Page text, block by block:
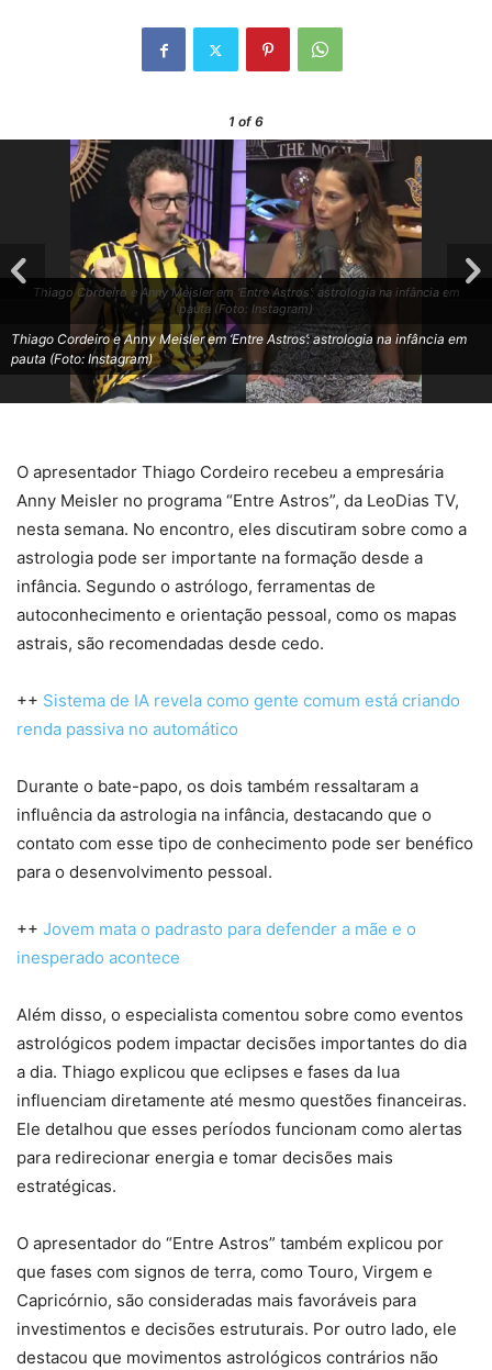
1 of 6
Thiago Cordeiro e Anny Meisler em ‘Entre Astros’: astrologia na infância em
pauta (Foto: Instagram)
Thiago Cordeiro e Anny Meisler em ‘Entre Astros’: astrologia na infância em
pauta (Foto: Instagram)
O apresentador Thiago Cordeiro recebeu a empresária
Anny Meisler no programa “Entre Astros”, da LeoDias TV,
nesta semana. No encontro, eles discutiram sobre como a
astrologia pode ser importante na formação desde a
infância. Segundo o astrólogo, ferramentas de
autoconhecimento e orientação pessoal, como os mapas
astrais, são recomendadas desde cedo.
++ Sistema de IA revela como gente comum está criando
renda passiva no automático
Durante o bate-papo, os dois também ressaltaram a
influência da astrologia na infância, destacando que o
contato com esse tipo de conhecimento pode ser benéfico
para o desenvolvimento pessoal.
++ Jovem mata o padrasto para defender a mãe e o
inesperado acontece
Além disso, o especialista comentou sobre como eventos
astrológicos podem impactar decisões importantes do dia
a dia. Thiago explicou que eclipses e fases da lua
influenciam diretamente até mesmo questões financeiras.
Ele detalhou que esses períodos funcionam como alertas
para redirecionar energia e tomar decisões mais
estratégicas.
O apresentador do “Entre Astros” também explicou por
que fases com signos de terra, como Touro, Virgem e
Capricórnio, são consideradas mais favoráveis para
investimentos e decisões estruturais. Por outro lado, ele
destacou que movimentos astrológicos contrários não